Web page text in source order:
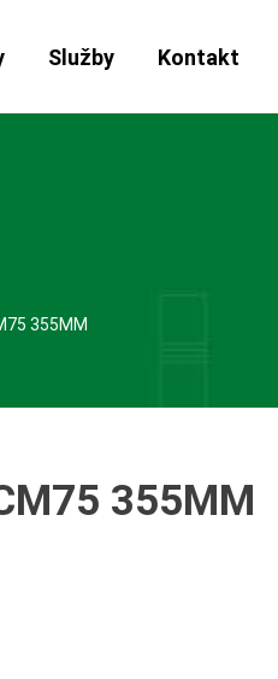
Služby Kontakt
355MM
355MM